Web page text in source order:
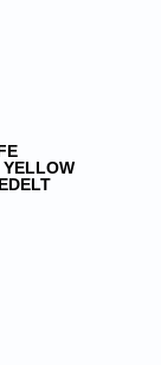
YELLOW